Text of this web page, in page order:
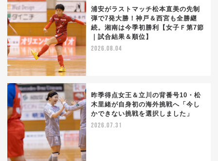
浦安がラストマッチ松本直美の先制
弾で7発大勝！神戸＆西宮も全勝継
続。湘南は今季初勝利【女子Ｆ第7節
｜試合結果＆順位】
2026.08.04
昨季得点女王＆立川の背番号10・松
木里緒が自身初の海外挑戦へ「今し
かできない挑戦を選択しました」
2026.07.31